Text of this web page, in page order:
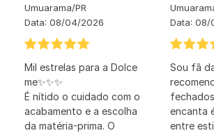
Umuarama/PR
Data: 08/04/2026
Mil estrelas para a Dolce
me✨✨✨
É nítido o cuidado com o
acabamento e a escolha
da matéria-prima. O
Data: 08/
Sou fã
encanta
entre